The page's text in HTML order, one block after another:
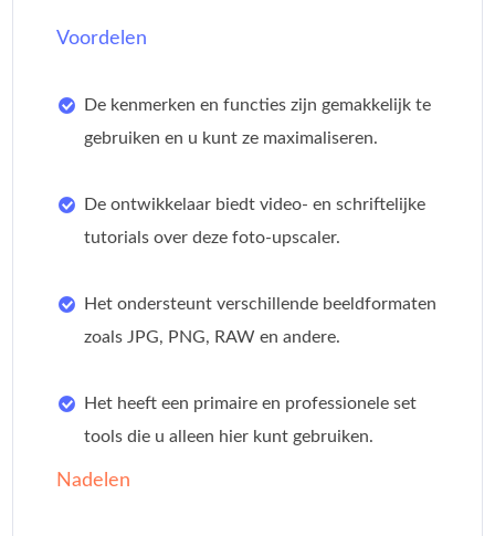
Voordelen
De kenmerken en functies zijn gemakkelijk te
gebruiken en u kunt ze maximaliseren.
De ontwikkelaar biedt video- en schriftelijke
tutorials over deze foto-upscaler.
Het ondersteunt verschillende beeldformaten
zoals JPG, PNG, RAW en andere.
Het heeft een primaire en professionele set
tools die u alleen hier kunt gebruiken.
Nadelen